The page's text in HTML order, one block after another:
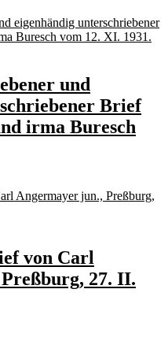
und
Brief
irma Buresch
von Carl
27. II.